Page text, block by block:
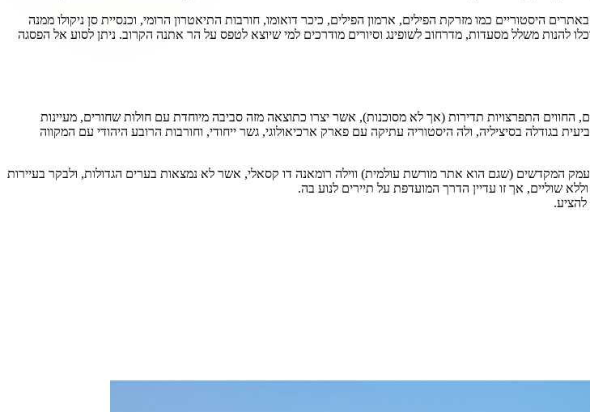
היסטוריים כמו מזרקת הפילים, ארמון הפילים, כיכר דואומו, חורבות התיאטרון הרומי, וכנסיית סן ניקולו ממנה
להנות משלל מסעדות, מדרחוב לשופינג וסיורים מודרכים למי שיוצא לטפס על הר אתנה הקרוב. ניתן לסוע אל הפסגה
התפרצויות תדירות (אך לא מסוכנות), אשר יצרו כתוצאה מזה סביבה מיוחדת עם חולות שחורים, מעיינות
בגודלה בסיציליה, ולה היסטוריה עתיקה עם פארק ארכיאולוגי, גשר ייחודי, וחורבות הרובע היהודי עם המקווה
המקדשים (שגם הוא אתר מורשת עולמית) ווילה רומאנה דו קסאלי, אשר לא נמצאות בערים הגדולות, ולבקר בעיירות
שוליים, אך זו עדיין הדרך המועדפת על תיירים לנוע בה.